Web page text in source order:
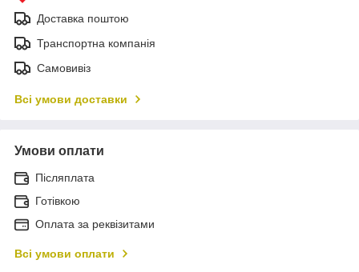
Доставка поштою
Транспортна компанія
Самовивіз
Всі умови доставки
Умови оплати
Післяплата
Готівкою
Оплата за реквізитами
Всі умови оплати